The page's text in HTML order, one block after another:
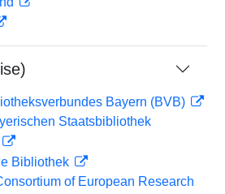
Bayern (BVB)
Staatsbibliothek
Bibliothek
of European Research